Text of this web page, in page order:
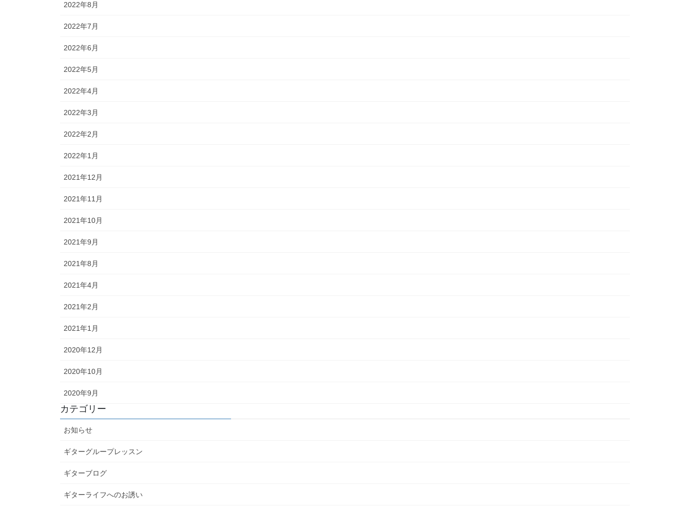
2022年8月
2022年7月
2022年6月
2022年5月
2022年4月
2022年3月
2022年2月
2022年1月
2021年12月
2021年11月
2021年10月
2021年9月
2021年8月
2021年4月
2021年2月
2021年1月
2020年12月
2020年10月
2020年9月
カテゴリー
お知らせ
ギターグループレッスン
ギターブログ
ギターライフへのお誘い